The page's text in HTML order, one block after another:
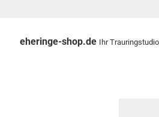
eheringe-shop.de Ihr Trauringstudio